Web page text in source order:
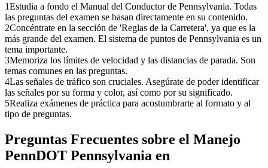
1Estudia a fondo el Manual del Conductor de Pennsylvania. Todas
las preguntas del examen se basan directamente en su contenido.
2Concéntrate en la sección de 'Reglas de la Carretera', ya que es la
más grande del examen. El sistema de puntos de Pennsylvania es un
tema importante.
3Memoriza los límites de velocidad y las distancias de parada. Son
temas comunes en las preguntas.
4Las señales de tráfico son cruciales. Asegúrate de poder identificar
las señales por su forma y color, así como por su significado.
5Realiza exámenes de práctica para acostumbrarte al formato y al
tipo de preguntas.
Preguntas Frecuentes sobre el Manejo
PennDOT Pennsylvania en